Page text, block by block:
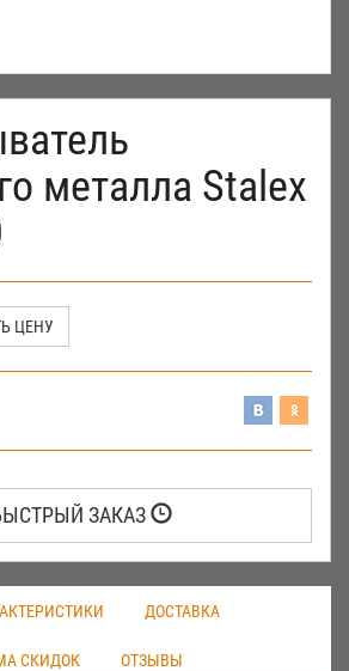
металла Stalex
ЦЕНУ
ЗАКАЗ
ДОСТАВКА
СКИДОК ОТЗЫВЫ